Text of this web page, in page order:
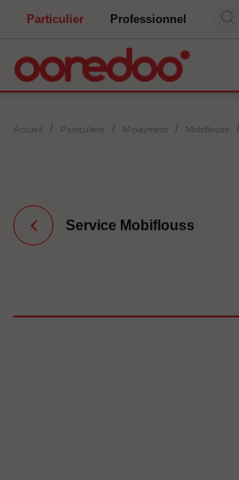
Particulier Professionnel
Accueil Particuliers M-payment Mobiflouss
Service Mobiflouss